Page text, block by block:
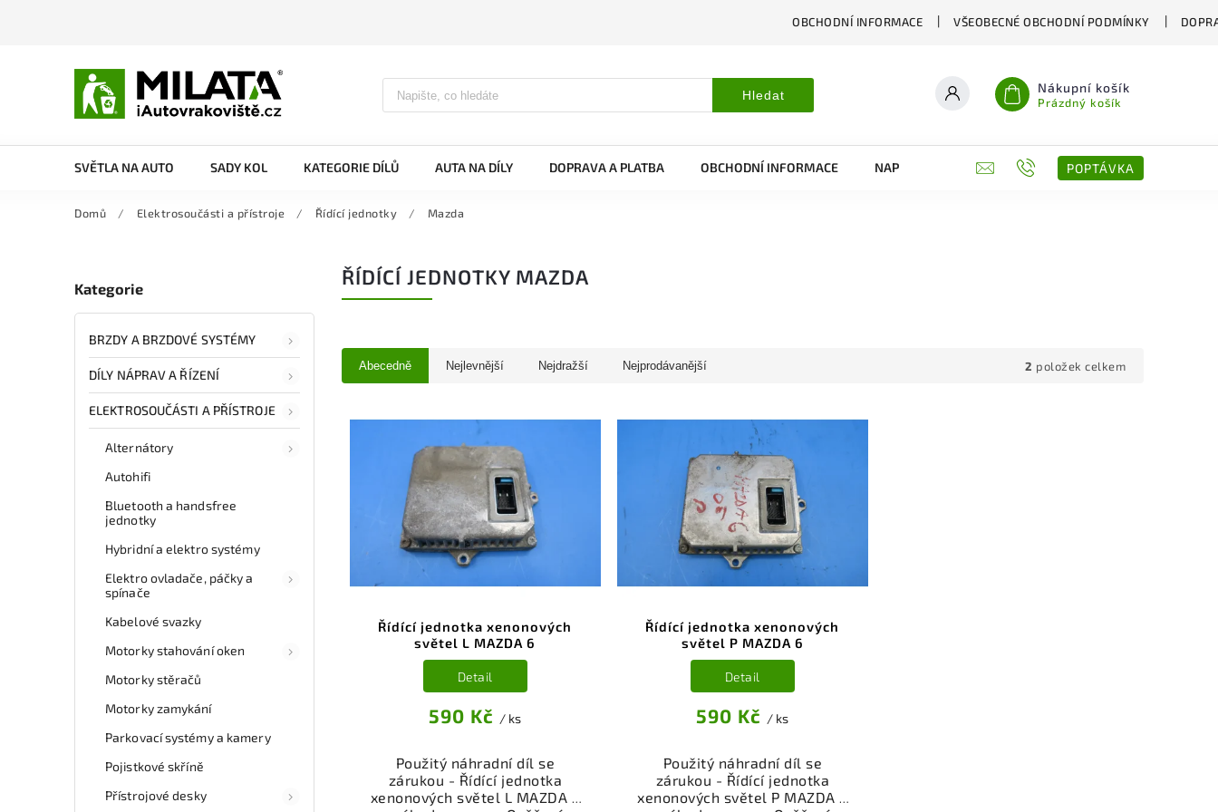
OBCHODNÍ INFORMACE VŠEOBECNÉ OBCHODNÍ PODMÍNKY
Hledat Nákupní košík
Prázdný košík
SVĚTLA NA AUTO SADY KOL KATEGORIE DÍLŮ AUTA NA DÍLY DOPRAVA A PLATBA OBCHODNÍ INFORMACE NAPIŠTE NÁM KONTAKTY POPTÁVKA
Domů / Elektrosoučásti a přístroje / Řídící jednotky / Mazda
Kategorie
BRZDY A BRZDOVÉ SYSTÉMY
DÍLY NÁPRAV A ŘÍZENÍ
ELEKTROSOUČÁSTI A PŘÍSTROJE
Alternátory
Autohifi
Bluetooth a handsfree
jednotky
Hybridní a elektro systémy
Elektro ovladače, páčky a
spínače
Kabelové svazky
Motorky stahování oken
Motorky stěračů
Motorky zamykání
Parkovací systémy a kamery
Pojistkové skříně
Přístrojové desky
ŘÍDÍCÍ JEDNOTKY MAZDA
Abecedně Nejlevnější Nejdražší Nejprodávanější 2 položek celkem
Řídící jednotka xenonových
světel L MAZDA 6
590 Kč / ks
Detail
Použitý náhradní díl se
zárukou - Řídící jednotka
xenonových světel L MAZDA 6
Řídící jednotka xenonových
světel P MAZDA 6
590 Kč / ks
Detail
Použitý náhradní díl se
zárukou - Řídící jednotka
xenonových světel P MAZDA 6